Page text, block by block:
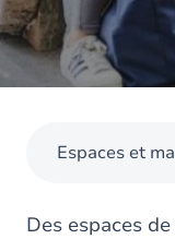
Espaces et
Des espaces